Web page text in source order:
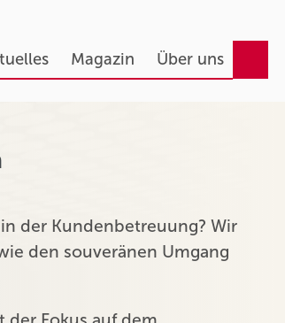
Magazin Über uns
der Kundenbetreuung? Wir
den souveränen Umgang